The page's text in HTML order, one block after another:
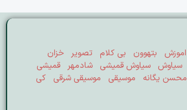
اموزش بتهوون بی کلام تصویر
خزان
سیاوش سیاوش قمیشی شادمهر
قمیشی
محسن یگانه موسیقی موسیقی شرقی
کی